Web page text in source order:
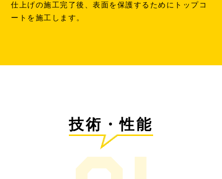
仕上げの施工完了後、表面を保護するためにトップコ
ートを施工します。
技術・性能